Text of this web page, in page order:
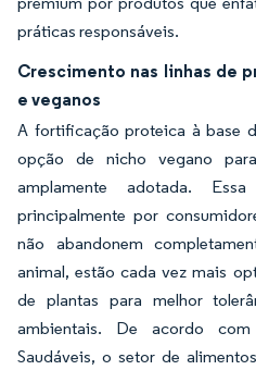
práticas responsáveis.
Crescimento nas linhas de
e veganos
A fortificação proteica à base
opção de nicho vegano
amplamente adotada.
principalmente por
não abandonem
animal, estão cada vez mais
de plantas para melhor
ambientais. De acordo
Saudáveis, o setor de